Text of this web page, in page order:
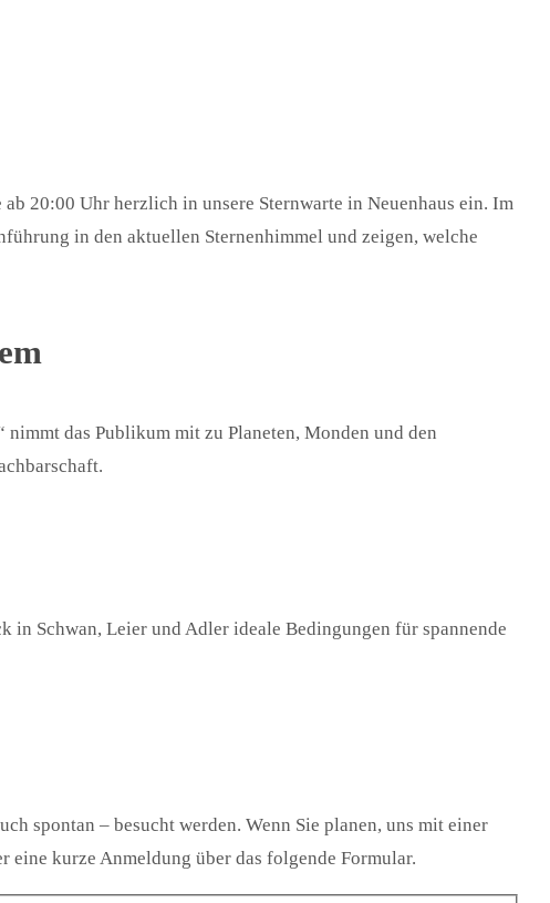
ab 20:00 Uhr herzlich in unsere Sternwarte in Neuenhaus ein. Im
in den aktuellen Sternenhimmel und zeigen, welche
das Publikum mit zu Planeten, Monden und den
in Schwan, Leier und Adler ideale Bedingungen für spannende
spontan – besucht werden. Wenn Sie planen, uns mit einer
eine kurze Anmeldung über das folgende Formular.